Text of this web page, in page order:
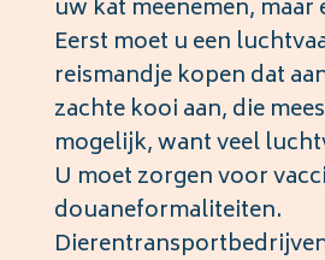
uw kat meenemen,
Eerst moet u een
reismandje kopen dat
zachte kooi aan, die
mogelijk, want veel
U moet zorgen voor
douaneformaliteiten.